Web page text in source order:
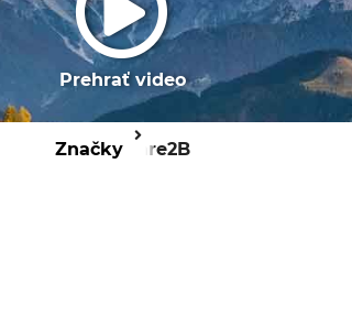
Prehrať video
ZnačkyDare2B